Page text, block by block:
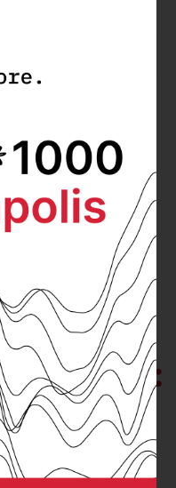
su dati del ministero
2019)